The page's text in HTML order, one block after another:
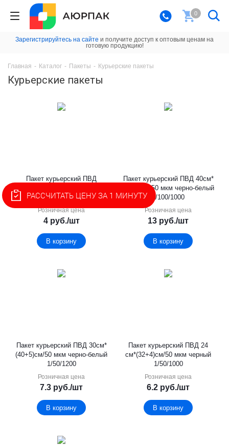
0
Зарегистрируйтесь на сайте и получите доступ к оптовым ценам на
готовую продукцию!
Главная - Каталог - Пакеты - Курьерские пакеты
Курьерские пакеты
Пакет курьерский ПВД
черно-белый 1/50/2800
Розничная цена
4руб./шт
В корзину
Пакет курьерский ПВД 40см*
(50+5)см/50 мкм черно-белый
1/100/1000
Розничная цена
13 руб./шт
В корзину
Пакет курьерский ПВД 30см*
(40+5)см/50 мкм черно-белый
1/50/1200
Розничная цена
7.3 руб./шт
В корзину
Пакет курьерский ПВД 24
см*(32+4)см/50 мкм черный
1/50/1000
Розничная цена
6.2 руб./шт
В корзину
РАССЧИТАТЬ ЦЕНУ ЗА 1 МИНУТУ